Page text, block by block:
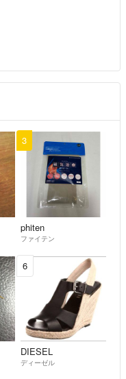
3
phiten
ファイテン
6
DIESEL
ディーゼル